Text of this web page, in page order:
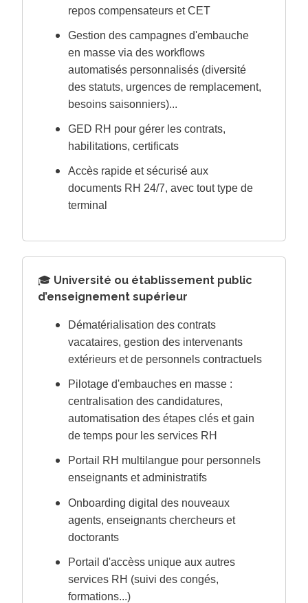
repos compensateurs et CET
Gestion des campagnes d'embauche
en masse via des workflows
automatisés personnalisés (diversité
des statuts, urgences de remplacement,
besoins saisonniers)...
GED RH pour gérer les contrats,
habilitations, certificats
Accès rapide et sécurisé aux
documents RH 24/7, avec tout type de
terminal
🎓 Université ou établissement public
d’enseignement supérieur
Dématérialisation des contrats
vacataires, gestion des intervenants
extérieurs et de personnels contractuels
Pilotage d'embauches en masse :
centralisation des candidatures,
automatisation des étapes clés et gain
de temps pour les services RH
Portail RH multilangue pour personnels
enseignants et administratifs
Onboarding digital des nouveaux
agents, enseignants chercheurs et
doctorants
Portail d'accèss unique aux autres
services RH (suivi des congés,
formations...)